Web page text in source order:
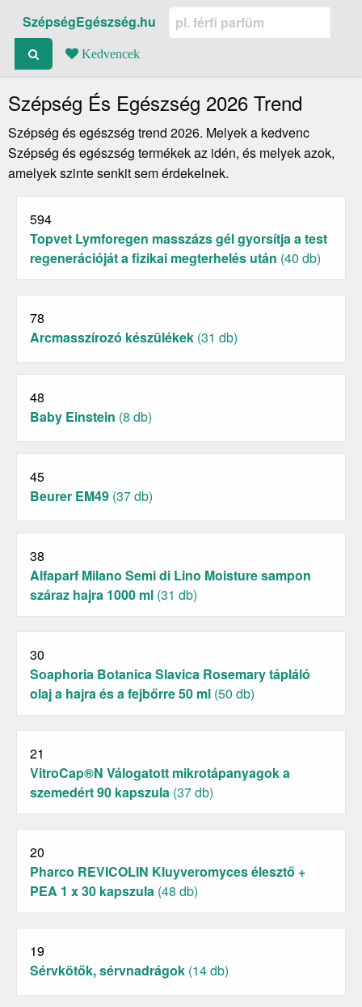
SzépségEgészség.hu
Kedvencek
Szépség És Egészség 2026 Trend
Szépség és egészség trend 2026. Melyek a kedvenc
Szépség és egészség termékek az idén, és melyek azok,
amelyek szinte senkit sem érdekelnek.
594
Topvet Lymforegen masszázs gél gyorsítja a test
regenerációját a fizikai megterhelés után (40 db)
78
Arcmasszírozó készülékek (31 db)
48
Baby Einstein (8 db)
45
Beurer EM49 (37 db)
38
Alfaparf Milano Semi di Lino Moisture sampon
száraz hajra 1000 ml (31 db)
30
Soaphoria Botanica Slavica Rosemary tápláló
olaj a hajra és a fejbőrre 50 ml (50 db)
21
VitroCap®N Válogatott mikrotápanyagok a
szemedért 90 kapszula (37 db)
20
Pharco REVICOLIN Kluyveromyces élesztő +
PEA 1 x 30 kapszula (48 db)
19
Sérvkötők, sérvnadrágok (14 db)